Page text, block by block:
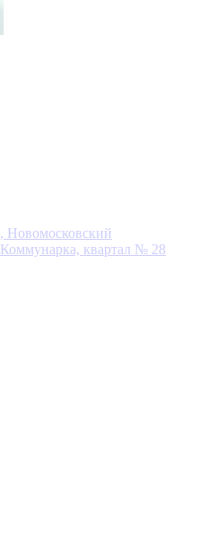
Новомосковский
квартал № 28